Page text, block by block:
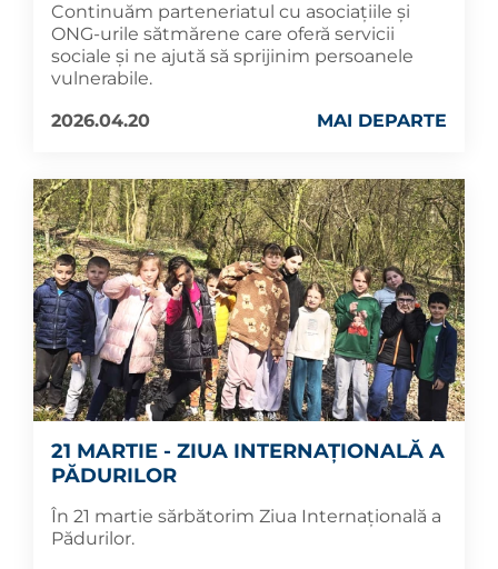
Continuăm parteneriatul cu asociațiile și
ONG-urile sătmărene care oferă servicii
sociale și ne ajută să sprijinim persoanele
vulnerabile.
2026.04.20
MAI DEPARTE
21 MARTIE - ZIUA INTERNAȚIONALĂ A
PĂDURILOR
În 21 martie sărbătorim Ziua Internațională a
Pădurilor.